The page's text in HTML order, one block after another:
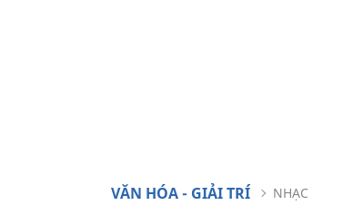
VĂN HÓA - GIẢI TRÍ NHẠC